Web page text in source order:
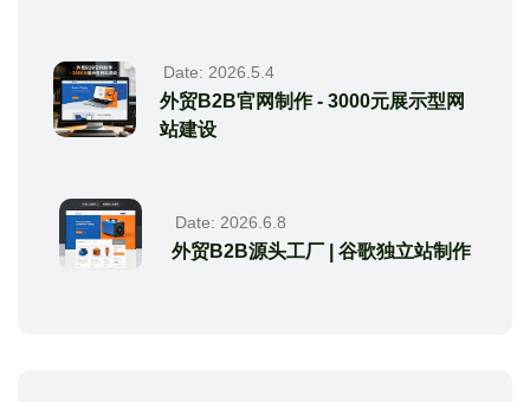
Date: 2026.5.4
外贸B2B官网制作 - 3000元展示型网
站建设
Date: 2026.6.8
外贸B2B源头工厂 | 谷歌独立站制作